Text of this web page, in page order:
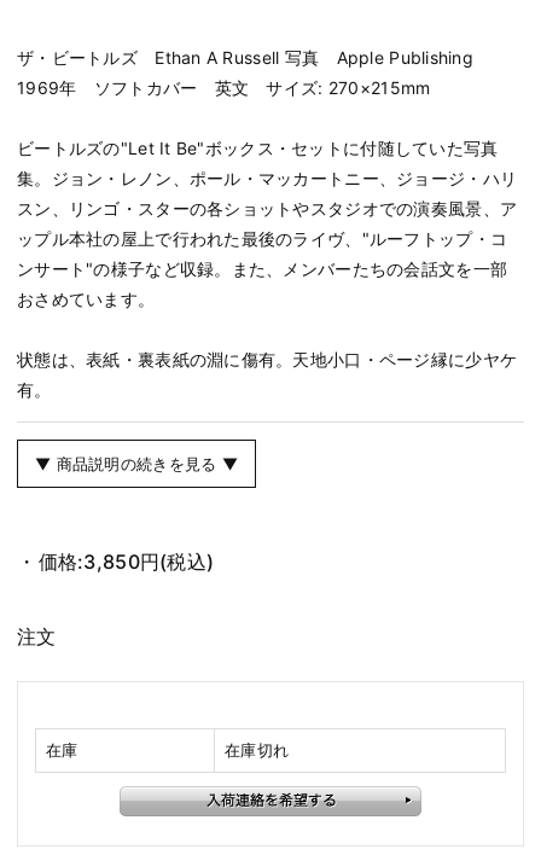
ザ・ビートルズ Ethan A Russell 写真 Apple Publishing
1969年 ソフトカバー 英文 サイズ: 270×215mm
ビートルズの"Let It Be"ボックス・セットに付随していた写真
集。ジョン・レノン、ポール・マッカートニー、ジョージ・ハリ
スン、リンゴ・スターの各ショットやスタジオでの演奏風景、ア
ップル本社の屋上で行われた最後のライヴ、"ルーフトップ・コ
ンサート"の様子など収録。また、メンバーたちの会話文を一部
おさめています。
状態は、表紙・裏表紙の淵に傷有。天地小口・ページ縁に少ヤケ
有。
▼ 商品説明の続きを見る ▼
価格:3,850円(税込)
注文
在庫 在庫切れ